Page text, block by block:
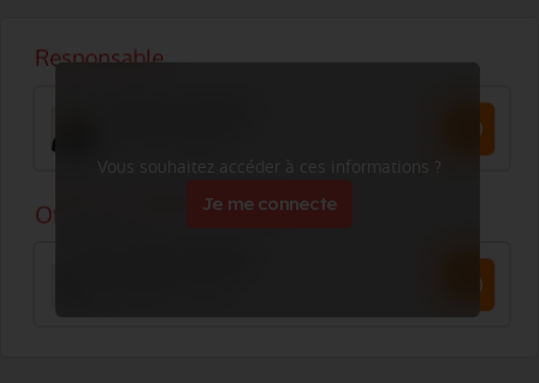
Vous souhaitez accéder à ces informations ?
Je me connecte